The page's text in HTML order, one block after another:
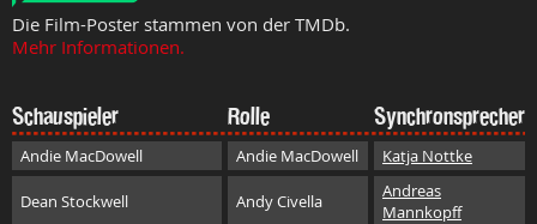
Die Film-Poster stammen von der TMDb.
Mehr Informationen.
Schauspieler Rolle Synchronsprecher
Andie MacDowell Andie MacDowell Katja Nottke
Dean Stockwell Andy Civella
Andreas
Mannkopff